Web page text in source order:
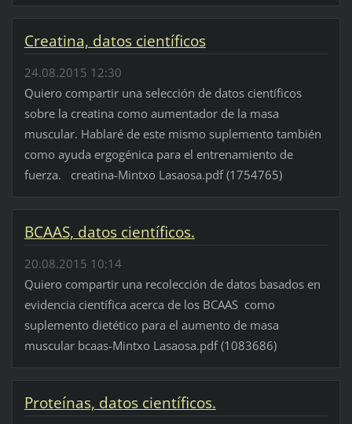
Creatina, datos científicos
24.08.2015 12:30
Quiero compartir una selección de datos científicos
sobre la creatina como aumentador de la masa
muscular. Hablaré de este mismo suplemento también
como ayuda ergogénica para el entrenamiento de
fuerza. creatina-Mintxo Lasaosa.pdf (1754765)
BCAAS, datos científicos.
20.08.2015 10:14
Quiero compartir una recolección de datos basados en
evidencia científica acerca de los BCAAS como
suplemento dietético para el aumento de masa
muscular bcaas-Mintxo Lasaosa.pdf (1083686)
Proteínas, datos científicos.